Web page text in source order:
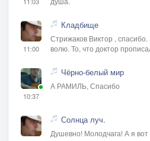
11:00
Кладбище
Стрижаков Виктор ,
волю. То, что доктор
10:37
Чёрно-белый мир
А РАМИЛЬ, Спасибо
Солнца луч.
Душевно! Молодчага! А я вот